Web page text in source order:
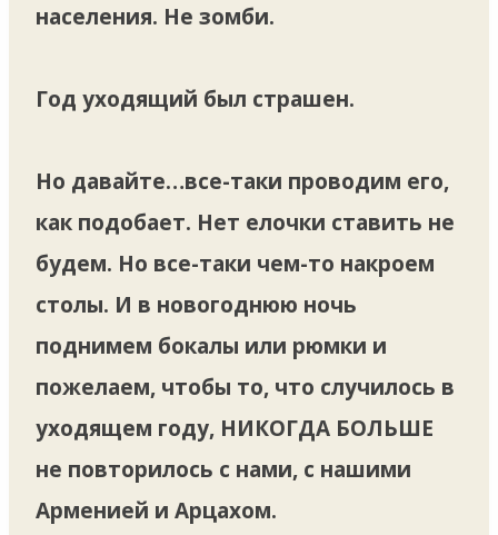
населения. Не зомби.
Год уходящий был страшен.
Но давайте…все-таки проводим его,
как подобает. Нет елочки ставить не
будем. Но все-таки чем-то накроем
столы. И в новогоднюю ночь
поднимем бокалы или рюмки и
пожелаем, чтобы то, что случилось в
уходящем году, НИКОГДА БОЛЬШЕ
не повторилось с нами, с нашими
Арменией и Арцахом.